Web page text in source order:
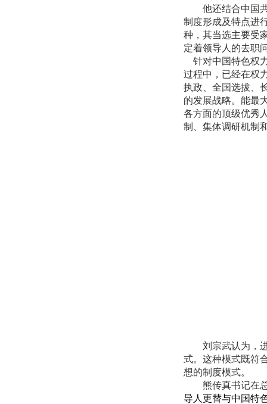
他还结合中国
制度形成及特点进
种，其当选主要受
定着领导人的去职
针对中国特色权
过程中，已经在权
执政、全国选拔、
的发展战略。能最
各方面的顶级优秀
制、集体调研机制
刘宗武认为，
式。这种模式既符
想的制度模式。
熊传真书记在
导人更替与中国特